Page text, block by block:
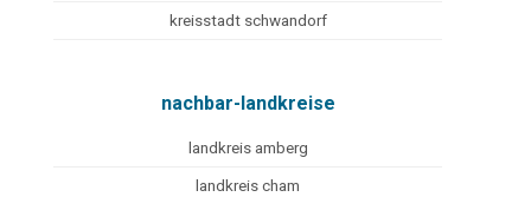
kreisstadt schwandorf
nachbar-landkreise
landkreis amberg
landkreis cham